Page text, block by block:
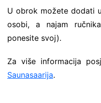
U obrok možete dodati
osobi, a najam
ponesite svoj).
Za više informacija
Saunasaarija.